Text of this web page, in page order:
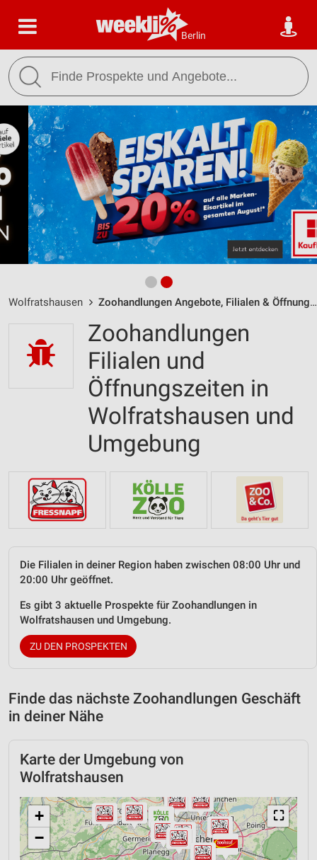
Berlin
Wolfratshausen Zoohandlungen Angebote, Filialen & Öffnungszeiten
Zoohandlungen
Filialen und
Öffnungszeiten in
Wolfratshausen und
Umgebung
Die Filialen in deiner Region haben zwischen 08:00 Uhr und
20:00 Uhr geöffnet.
Es gibt 3 aktuelle Prospekte für Zoohandlungen in
Wolfratshausen und Umgebung.
ZU DEN PROSPEKTEN
Finde das nächste Zoohandlungen Geschäft
in deiner Nähe
Karte der Umgebung von
Wolfratshausen
⛶
+
−